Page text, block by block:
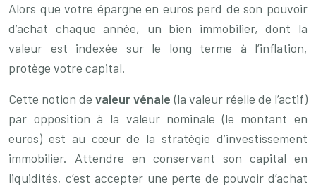
Alors que votre épargne en euros perd de son pouvoir
d’achat chaque année, un bien immobilier, dont la
valeur est indexée sur le long terme à l’inflation,
protège votre capital.
Cette notion devaleur vénale (la valeur réelle de l’actif)
par opposition à la valeur nominale (le montant en
euros) est au cœur de la stratégie d’investissement
immobilier. Attendre en conservant son capital en
liquidités, c’est accepter une perte de pouvoir d’achat